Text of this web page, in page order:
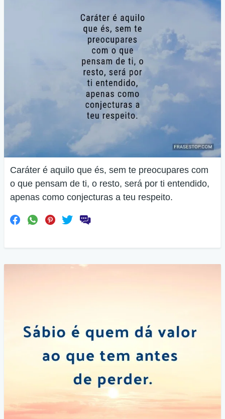
Caráter é aquilo que és, sem te preocupares com
o que pensam de ti, o resto, será por ti entendido,
apenas como conjecturas a teu respeito.